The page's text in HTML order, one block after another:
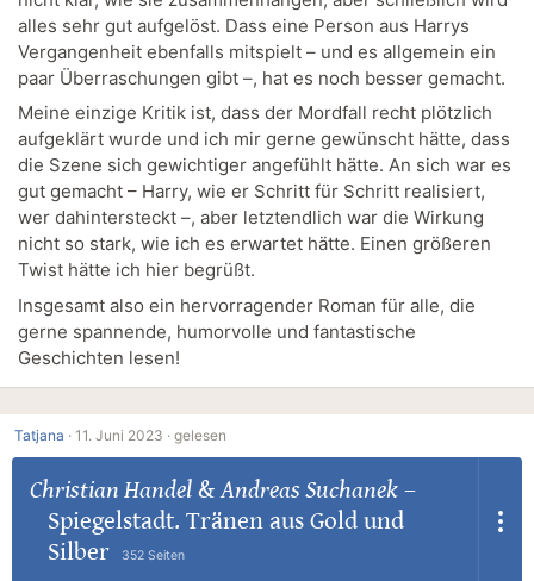
alles sehr gut aufgelöst. Dass eine Person aus Harrys
Vergangenheit ebenfalls mitspielt – und es allgemein ein
paar Überraschungen gibt –, hat es noch besser gemacht.
Meine einzige Kritik ist, dass der Mordfall recht plötzlich
aufgeklärt wurde und ich mir gerne gewünscht hätte, dass
die Szene sich gewichtiger angefühlt hätte. An sich war es
gut gemacht – Harry, wie er Schritt für Schritt realisiert,
wer dahintersteckt –, aber letztendlich war die Wirkung
nicht so stark, wie ich es erwartet hätte. Einen größeren
Twist hätte ich hier begrüßt.
Insgesamt also ein hervorragender Roman für alle, die
gerne spannende, humorvolle und fantastische
Geschichten lesen!
Tatjana · 11. Juni 2023 · gelesen
Christian Handel&Andreas Suchanek–
Spiegelstadt. Tränen aus Gold und
Silber
352 Seiten